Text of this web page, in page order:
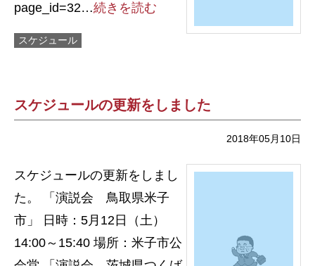
page_id=32…続きを読む
スケジュール
スケジュールの更新をしました
2018年05月10日
スケジュールの更新をしまし
た。 「演説会 鳥取県米子
市」 日時：5月12日（土）
14:00～15:40 場所：米子市公